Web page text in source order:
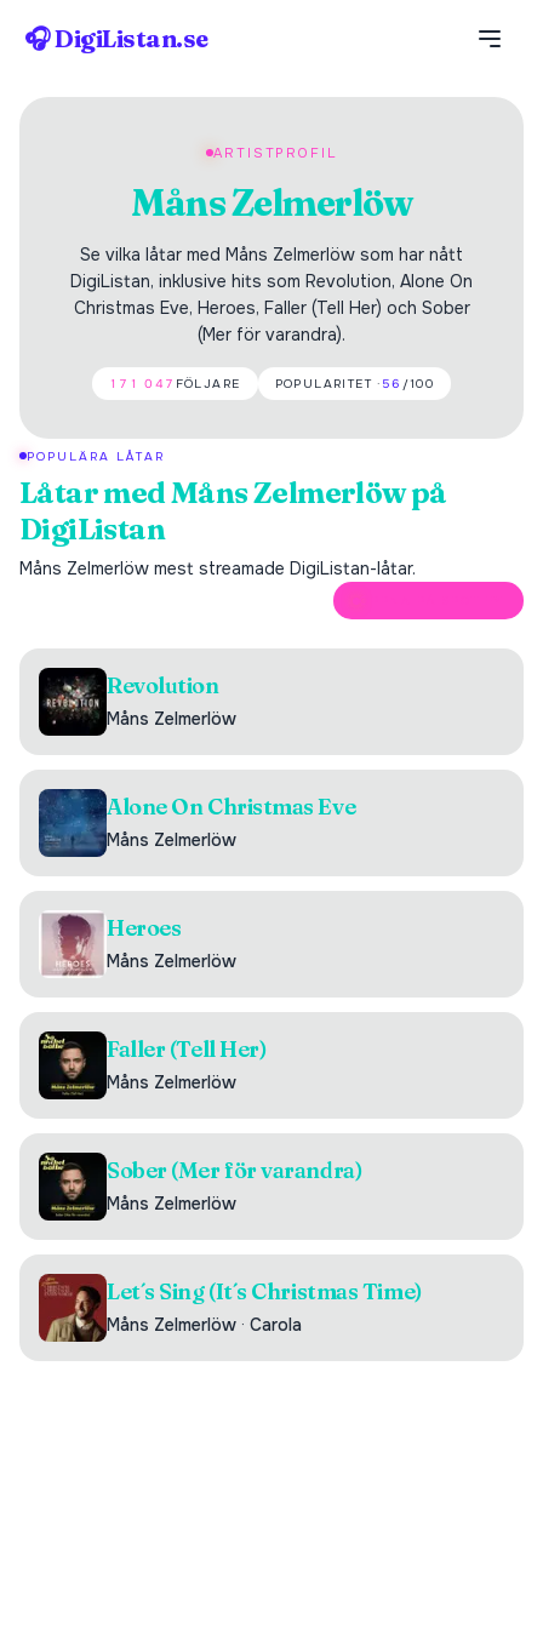
🎧 DigiListan.se
ARTISTPROFIL
Måns Zelmerlöw
Se vilka låtar med Måns Zelmerlöw som har nått
DigiListan, inklusive hits som Revolution, Alone On
Christmas Eve, Heroes, Faller (Tell Her) och Sober
(Mer för varandra).
171 047 FÖLJARE POPULARITET · 56 /100
POPULÄRA LÅTAR
Låtar medMåns Zelmerlöwpå
DigiListan
Måns Zelmerlöw mest streamade DigiListan-låtar.
Revolution
Måns Zelmerlöw
Alone On Christmas Eve
Måns Zelmerlöw
Heroes
Måns Zelmerlöw
Faller (Tell Her)
Måns Zelmerlöw
Sober (Mer för varandra)
Måns Zelmerlöw
Let´s Sing (It´s Christmas Time)
Måns Zelmerlöw · Carola